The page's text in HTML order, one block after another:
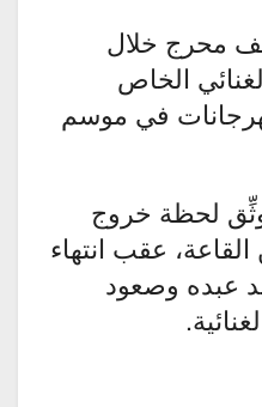
محرج خلال
الخاص
في موسم
لحظة خروج
عقب انتهاء
عبده وصعود